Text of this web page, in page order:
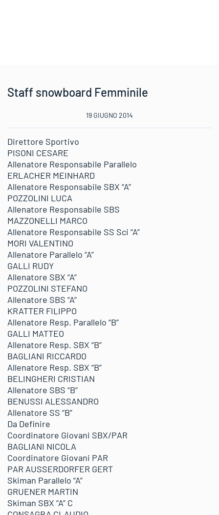
Staff snowboard Femminile
19 GIUGNO 2014
Direttore Sportivo
PISONI CESARE
Allenatore Responsabile Parallelo
ERLACHER MEINHARD
Allenatore Responsabile SBX “A”
POZZOLINI LUCA
Allenatore Responsabile SBS
MAZZONELLI MARCO
Allenatore Responsabile SS Sci “A”
MORI VALENTINO
Allenatore Parallelo “A”
GALLI RUDY
Allenatore SBX “A”
POZZOLINI STEFANO
Allenatore SBS “A”
KRATTER FILIPPO
Allenatore Resp. Parallelo “B”
GALLI MATTEO
Allenatore Resp. SBX “B”
BAGLIANI RICCARDO
Allenatore Resp. SBX “B”
BELINGHERI CRISTIAN
Allenatore SBS “B”
BENUSSI ALESSANDRO
Allenatore SS “B”
Da Definire
Coordinatore Giovani SBX/PAR
BAGLIANI NICOLA
Coordinatore Giovani PAR
PAR AUSSERDORFER GERT
Skiman Parallelo “A”
GRUENER MARTIN
Skiman SBX “A” C